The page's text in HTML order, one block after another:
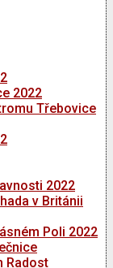
2022
Třebovice
2022
v Británii
Poli 2022
Radost